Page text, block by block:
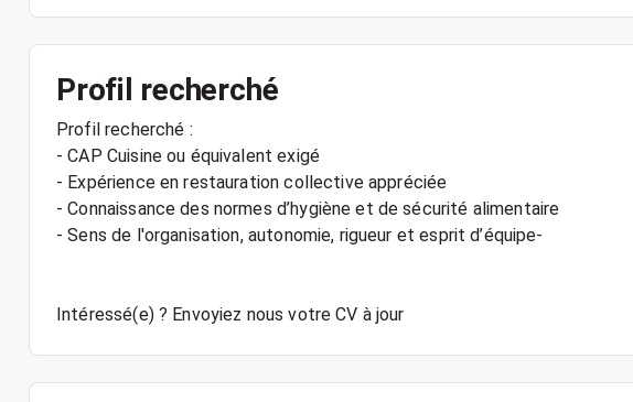
Profil recherché
Profil recherché :
- CAP Cuisine ou équivalent exigé
- Expérience en restauration collective appréciée
- Connaissance des normes d’hygiène et de sécurité alimentaire
- Sens de l'organisation, autonomie, rigueur et esprit d’équipe-